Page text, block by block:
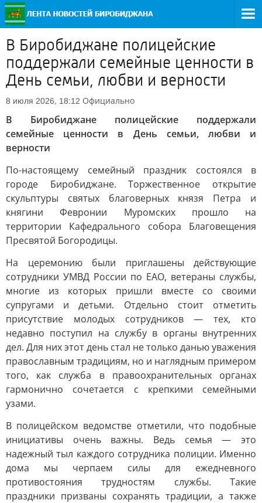
В Биробиджане полицейские
поддержали семейные ценности в
День семьи, любви и верности
8 июля 2026, 18:12 Официально
В Биробиджане полицейские поддержали
семейные ценности в День семьи, любви и
верности
По-настоящему семейный праздник состоялся в
городе Биробиджане. Торжественное открытие
скульптуры святых благоверных князя Петра и
княгини Февронии Муромских прошло на
территории Кафедрального собора Благовещения
Пресвятой Богородицы.
На церемонию были приглашены действующие
сотрудники УМВД России по ЕАО, ветераны службы,
многие из которых пришли вместе со своими
супругами и детьми. Отдельно стоит отметить
присутствие молодых сотрудников — тех, кто
недавно поступил на службу в органы внутренних
дел. Для них этот день стал не только данью уважения
православным традициям, но и наглядным примером
того, как служба в правоохранительных органах
гармонично сочетается с крепкими семейными
узами.
В полицейском ведомстве отметили, что подобные
инициативы очень важны. Ведь семья — это
надежный тыл каждого сотрудника полиции. Именно
дома мы черпаем силы для ежедневного
противостояния трудностям службы. Такие
праздники призваны сохранять традиции, а также